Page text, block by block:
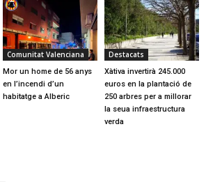
Comunitat Valenciana
Mor un home de 56 anys
en l’incendi d’un
habitatge a Alberic
Destacats
Xàtiva invertirà 245.000
euros en la plantació de
250 arbres per a millorar
la seua infraestructura
verda